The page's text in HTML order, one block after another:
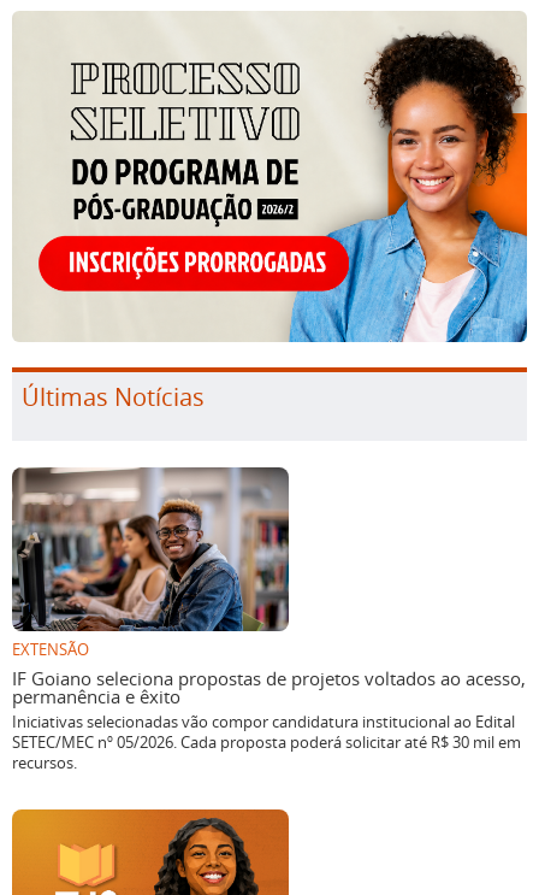
Últimas Notícias
EXTENSÃO
IF Goiano seleciona propostas de projetos voltados ao acesso,
permanência e êxito
Iniciativas selecionadas vão compor candidatura institucional ao Edital
SETEC/MEC nº 05/2026. Cada proposta poderá solicitar até R$ 30 mil em
recursos.